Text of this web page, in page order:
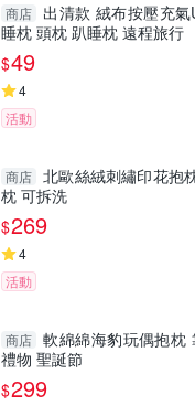
商店
出清款 絨布按壓充
睡枕 頭枕 趴睡枕 遠程旅行
$49
4
活動
商店 北歐絲絨刺繡印花抱
枕 可拆洗
$269
4
活動
商店 軟綿綿海豹玩偶抱枕
禮物 聖誕節
$299